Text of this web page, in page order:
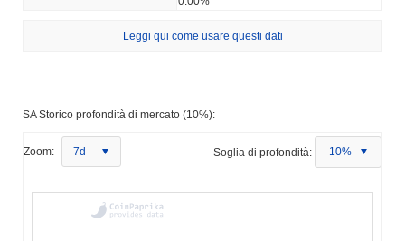
Leggi qui come usare questi dati
SA Storico profondità di mercato (10%):
Zoom: 7d Soglia di profondità: 10%